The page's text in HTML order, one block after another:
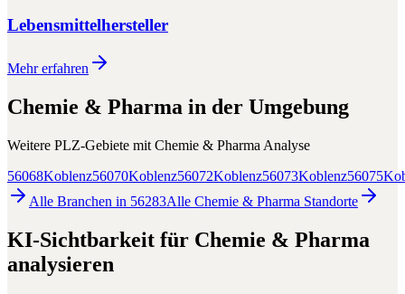
Lebensmittelhersteller
Mehr erfahren
Chemie & Pharma in der Umgebung
Weitere PLZ-Gebiete mit Chemie & Pharma Analyse
56068Koblenz56070Koblenz56072Koblenz56073Koblenz56075
Alle Branchen in 56283Alle Chemie & Pharma Standorte
KI-Sichtbarkeit für Chemie & Pharma
analysieren